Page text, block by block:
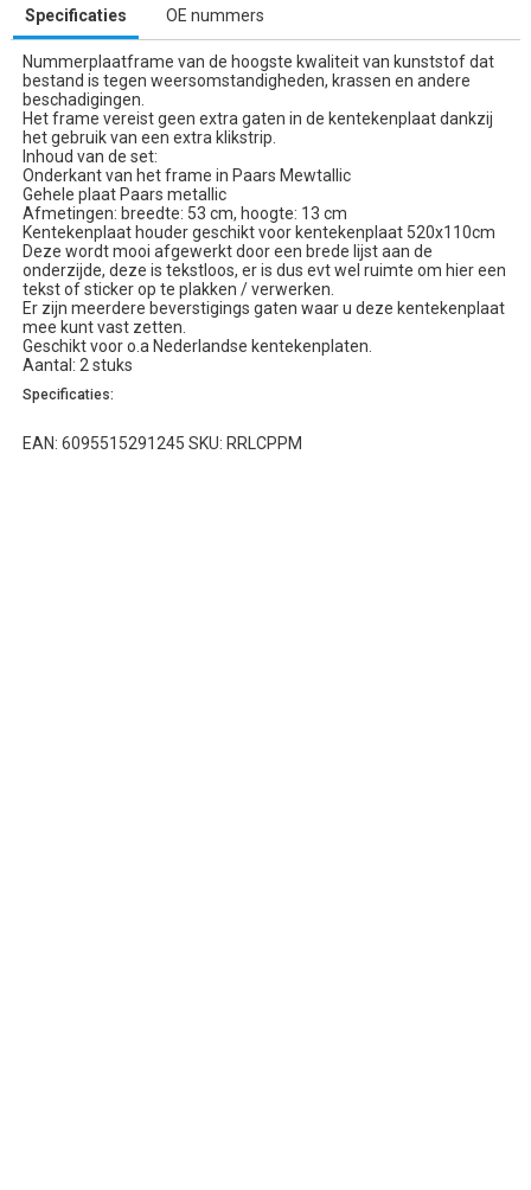
Specificaties OE nummers
Nummerplaatframe van de hoogste kwaliteit van kunststof dat
bestand is tegen weersomstandigheden, krassen en andere
beschadigingen.
Het frame vereist geen extra gaten in de kentekenplaat dankzij
het gebruik van een extra klikstrip.
Inhoud van de set:
Onderkant van het frame in Paars Mewtallic
Gehele plaat Paars metallic
Afmetingen: breedte: 53 cm, hoogte: 13 cm
Kentekenplaat houder geschikt voor kentekenplaat 520x110cm
Deze wordt mooi afgewerkt door een brede lijst aan de
onderzijde, deze is tekstloos, er is dus evt wel ruimte om hier een
tekst of sticker op te plakken / verwerken.
Er zijn meerdere beverstigings gaten waar u deze kentekenplaat
mee kunt vast zetten.
Geschikt voor o.a Nederlandse kentekenplaten.
Aantal: 2 stuks
Specificaties:
EAN: 6095515291245 SKU: RRLCPPM